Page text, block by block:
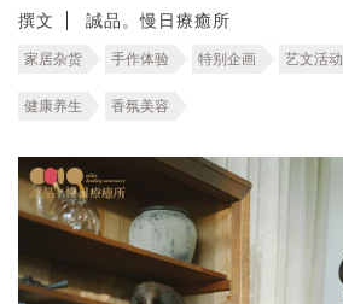
撰文 誠品。慢日療癒所
家居杂货 手作体验 特别企画 艺文活动
健康养生 香氛美容